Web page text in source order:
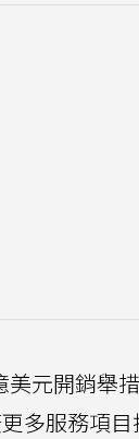
元開銷舉
多服務項